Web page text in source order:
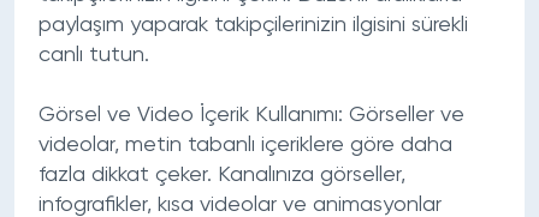
paylaşım yaparak takipçilerinizin ilgisini sürekli
canlı tutun.
Görsel ve Video İçerik Kullanımı: Görseller ve
videolar, metin tabanlı içeriklere göre daha
fazla dikkat çeker. Kanalınıza görseller,
infografikler, kısa videolar ve animasyonlar